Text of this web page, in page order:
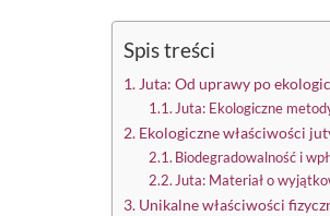
Spis treści
Juta: Od uprawy po
Juta: Ekologiczne
Ekologiczne właściwości
Biodegradowalność i
Juta: Materiał o
Unikalne właściwości